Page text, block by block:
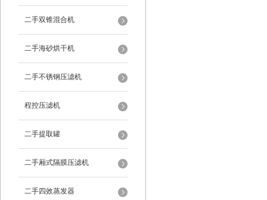
二手双锥混合机
二手海砂烘干机
二手不锈钢压滤机
程控压滤机
二手提取罐
二手厢式隔膜压滤机
二手四效蒸发器